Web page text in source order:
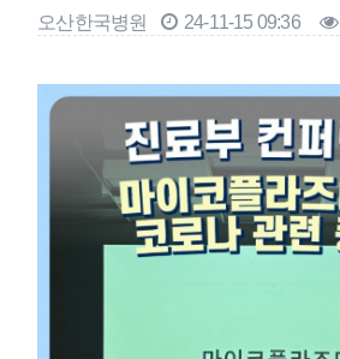
오산한국병원 24-11-15 09:36
본문